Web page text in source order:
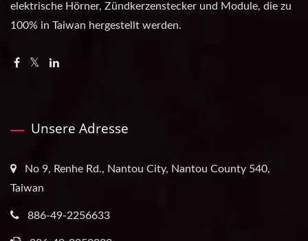
elektrische Hörner, Zündkerzenstecker und Module, die zu
100% in Taiwan hergestellt werden.
Unsere Adresse
No 9, Renhe Rd., Nantou City, Nantou County 540,
Taiwan
886-49-2256633